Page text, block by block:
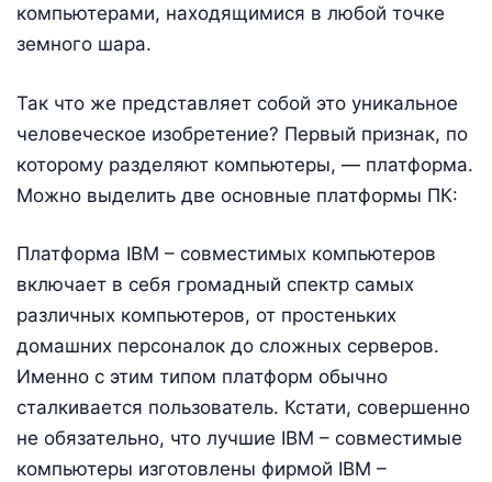
компьютерами, находящимися в любой точке
земного шара.
Так что же представляет собой это уникальное
человеческое изобретение? Первый признак, по
которому разделяют компьютеры, — платформа.
Можно выделить две основные платформы ПК:
Платформа IBM – совместимых компьютеров
включает в себя громадный спектр самых
различных компьютеров, от простеньких
домашних персоналок до сложных серверов.
Именно с этим типом платформ обычно
сталкивается пользователь. Кстати, совершенно
не обязательно, что лучшие IBM – совместимые
компьютеры изготовлены фирмой IBM –